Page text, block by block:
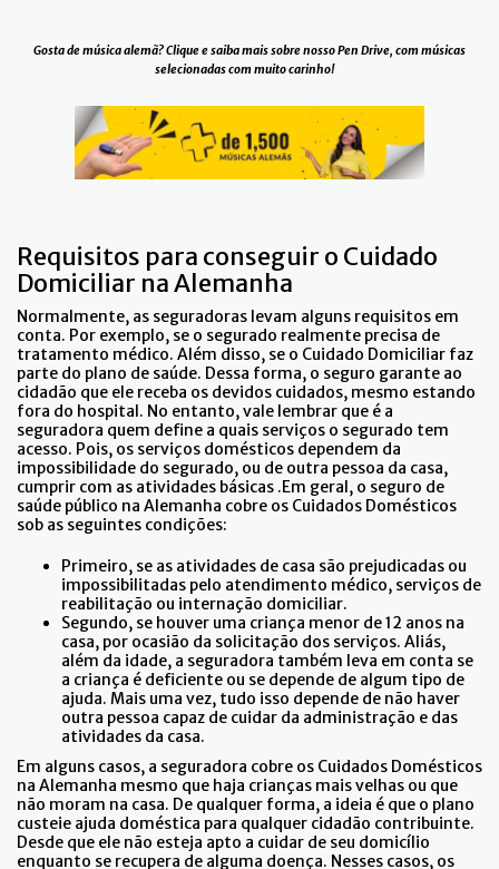
Gosta de música alemã? Clique e saiba mais sobre nosso Pen Drive, com músicas
selecionadas com muito carinho!
Requisitos para conseguir o Cuidado
Domiciliar na Alemanha
Normalmente, as seguradoras levam alguns requisitos em
conta. Por exemplo, se o segurado realmente precisa de
tratamento médico. Além disso, se o Cuidado Domiciliar faz
parte do plano de saúde. Dessa forma, o seguro garante ao
cidadão que ele receba os devidos cuidados, mesmo estando
fora do hospital. No entanto, vale lembrar que é a
seguradora quem define a quais serviços o segurado tem
acesso. Pois, os serviços domésticos dependem da
impossibilidade do segurado, ou de outra pessoa da casa,
cumprir com as atividades básicas .Em geral, o seguro de
saúde público na Alemanha cobre os Cuidados Domésticos
sob as seguintes condições:
Primeiro, se as atividades de casa são prejudicadas ou
impossibilitadas pelo atendimento médico, serviços de
reabilitação ou internação domiciliar.
Segundo, se houver uma criança menor de 12 anos na
casa, por ocasião da solicitação dos serviços. Aliás,
além da idade, a seguradora também leva em conta se
a criança é deficiente ou se depende de algum tipo de
ajuda. Mais uma vez, tudo isso depende de não haver
outra pessoa capaz de cuidar da administração e das
atividades da casa.
Em alguns casos, a seguradora cobre os Cuidados Domésticos
na Alemanha mesmo que haja crianças mais velhas ou que
não moram na casa. De qualquer forma, a ideia é que o plano
custeie ajuda doméstica para qualquer cidadão contribuinte.
Desde que ele não esteja apto a cuidar de seu domicílio
enquanto se recupera de alguma doença. Nesses casos, os